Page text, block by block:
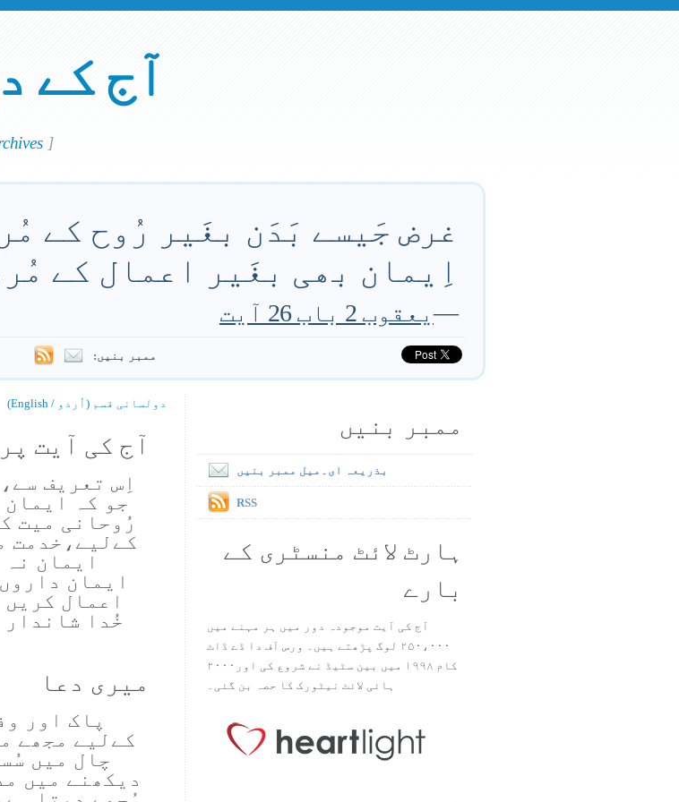
آج کے
]
غرض جَیسے بَدَن بغَیر رُوح کے
اِیمان بھی بغَیر اعمال کے
—یعقوب 2 باب 26 آیت
ممبر بنیں:
دولسانی قسم (اُردو / English)
آج کی آیت
اِس تعریف
جو کہ
رُوحانی میت
کےلیے،خدمت
ایمان نہ
ایمان
اعمال
خُدا
میری دعا
پاک اور
کےلیے مجھے
چال میں
دیکھنے میں
ممبر بنیں
بذریعہ ای۔میل ممبر بنیں
RSS
ہارٹ لائٹ منسٹری کے
بارے
آج کی آیت موجودہ دور میں ہر مہنے میں
۲۵۰،۰۰۰ لوگ پڑھتے ہیں۔ ورس آف دا ڈے ڈاٹ
کام ۱۹۹۸ میں بین سٹیڈ نے شروع کی اور۲۰۰۰
ہائی لائٹ نیٹورک کا حصہ بن گئی۔